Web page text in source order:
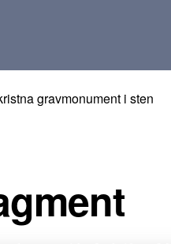
gravmonument i sten